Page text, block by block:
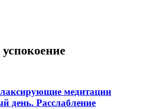
медитации
день. Расслабление